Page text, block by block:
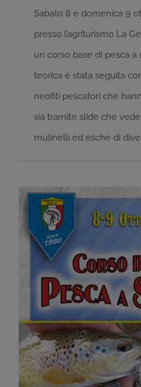
Sabato 8 e domenica 9
presso l’agriturismo La
un corso base di pesca a
teorica è stata seguita
neofiti pescatori che
sia tramite slide che
mulinelli ed esche di